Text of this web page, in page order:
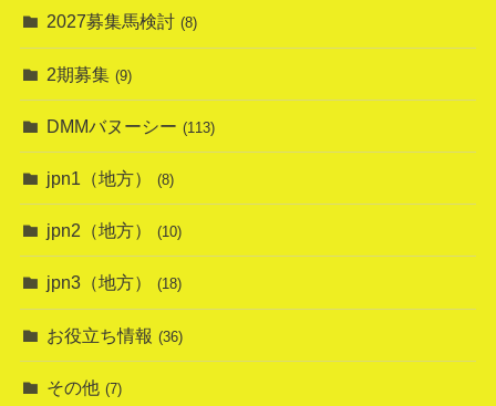
2027募集馬検討 (8)
2期募集 (9)
DMMバヌーシー (113)
jpn1（地方） (8)
jpn2（地方） (10)
jpn3（地方） (18)
お役立ち情報 (36)
その他 (7)